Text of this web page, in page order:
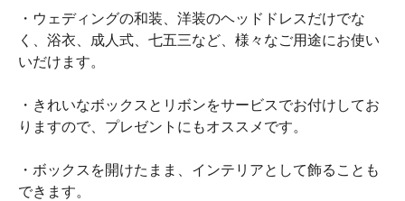
・ウェディングの和装、洋装のヘッドドレスだけでな
く、浴衣、成人式、七五三など、様々なご用途にお使い
いだけます。
・きれいなボックスとリボンをサービスでお付けしてお
りますので、プレゼントにもオススメです。
・ボックスを開けたまま、インテリアとして飾ることも
できます。